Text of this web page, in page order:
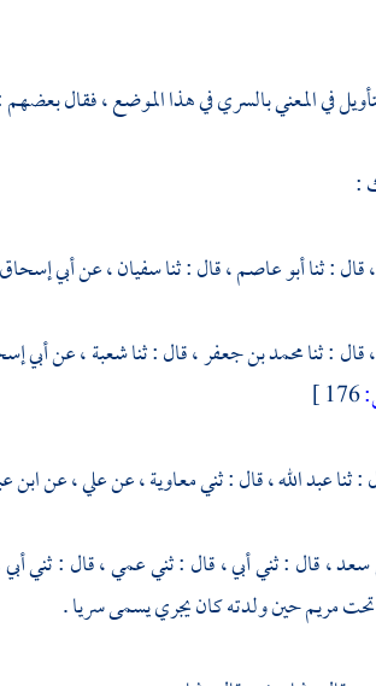
في المعني بالسري في هذا الموضع ، فقال
:
قال : ثناأبو عاصم ،قال : ثناسفيان ،عنأبي
قال : ثنامحمد بن جعفر ،قال : ثناشعبة ،عنأبي
: ثناعبد الله ،قال : ثنيمعاوية ،عنعلي ،عنابن
سعد، قال : ثني أبي ، قال : ثني عمي ، قال : ثني
مريم حين ولدته كان يجري يسمى سريا .